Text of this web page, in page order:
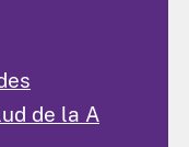
de la A